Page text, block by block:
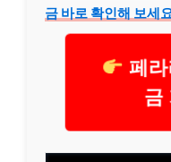
금 바로 확인해 보세
페라
금